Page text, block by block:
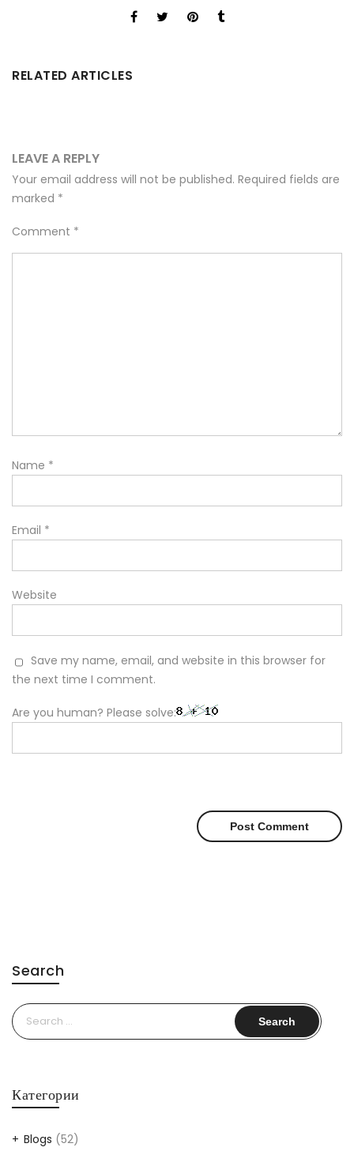
RELATED ARTICLES
LEAVE A REPLY
Your email address will not be published. Required fields are
marked *
Comment *
Name *
Email *
Website
Save my name, email, and website in this browser for
the next time I comment.
Are you human? Please solve:
Search
Search
for:
Категории
Blogs (52)